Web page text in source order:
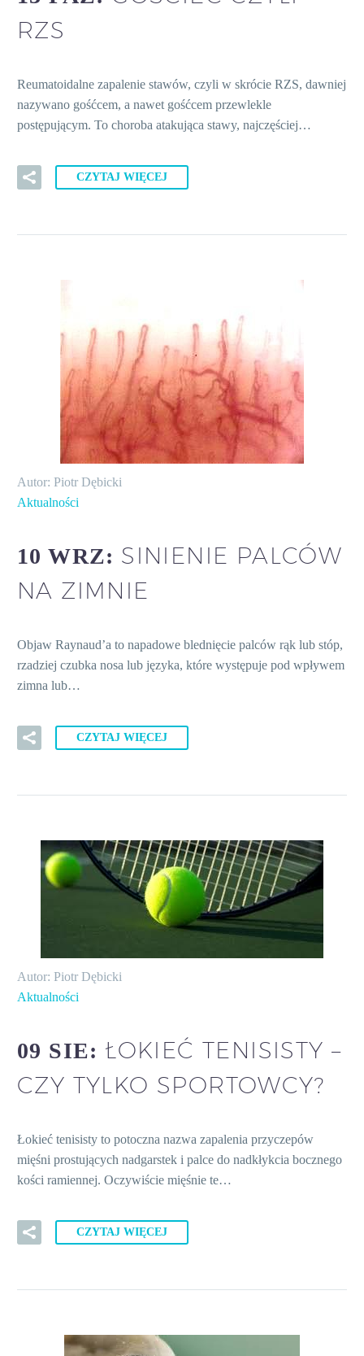
RZS
Reumatoidalne zapalenie stawów, czyli w skrócie RZS, dawniej
nazywano gośćcem, a nawet gośćcem przewlekle
postępującym. To choroba atakująca stawy, najczęściej…
CZYTAJ WIĘCEJ
Autor: Piotr Dębicki
Aktualności
10 WRZ: SINIENIE PALCÓW
NA ZIMNIE
Objaw Raynaud’a to napadowe blednięcie palców rąk lub stóp,
rzadziej czubka nosa lub języka, które występuje pod wpływem
zimna lub…
CZYTAJ WIĘCEJ
Autor: Piotr Dębicki
Aktualności
09 SIE: ŁOKIEĆ TENISISTY –
CZY TYLKO SPORTOWCY?
Łokieć tenisisty to potoczna nazwa zapalenia przyczepów
mięśni prostujących nadgarstek i palce do nadkłykcia bocznego
kości ramiennej. Oczywiście mięśnie te…
CZYTAJ WIĘCEJ